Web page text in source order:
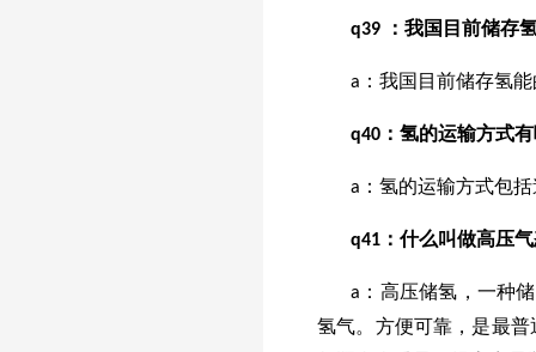
q39 ：我国目前储存
a：我国目前储存氢
q40 ：氢的运输方式
a：氢的运输方式包
q41 ：什么叫做高压
a：高压储氢，一种
氢气。方便可靠，是最